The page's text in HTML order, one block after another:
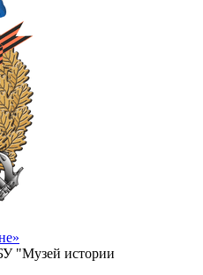
"Музей истории